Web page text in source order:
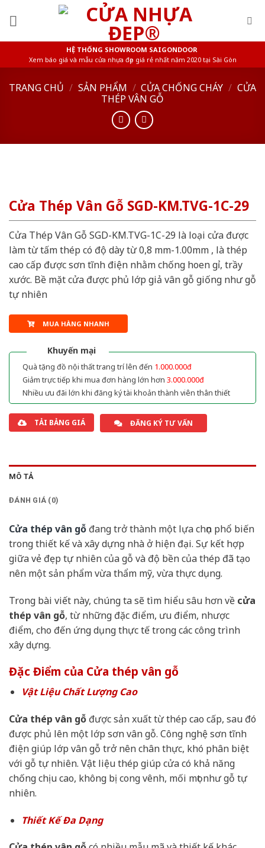
HỆ THỐNG SHOWROOM SAIGONDOOR
Xem báo giá và mẫu cửa nhựa đẹp giá rẻ nhất năm 2020 tại Sài Gòn
TRANG CHỦ / SẢN PHẨM / CỬA CHỐNG CHÁY / CỬA
THÉP VÂN GỖ
Cửa Thép Vân Gỗ SGD-KM.TVG-1C-29
Cửa Thép Vân Gỗ SGD-KM.TVG-1C-29 là loại cửa được
làm từ tấm thép có độ dày từ 0,8 mm-1.00mm , là thép
cao cấp được sơn tĩnh điện nhằm chống hoen gỉ, trầy
xước. Bề mặt cửa được phủ lớp giả vân gỗ giống như gỗ
tự nhiên
MUA HÀNG NHANH
Khuyến mại
Quà tặng đồ nội thất trang trí lên đến 1.000.000đ
Giảm trực tiếp khi mua đơn hàng lớn hơn 3.000.000đ
Nhiều ưu đãi lớn khi đăng ký tài khoản thành viên thân thiết
TẢI BẢNG GIÁ ĐĂNG KÝ TƯ VẤN
MÔ TẢ
ĐÁNH GIÁ (0)
Cửa thép vân gỗ đang trở thành một lựa chọn phổ biến
trong thiết kế và xây dựng nhà ở hiện đại. Sự kết hợp
giữa vẻ đẹp tự nhiên của gỗ và độ bền của thép đã tạo
nên một sản phẩm vừa thẩm mỹ, vừa thực dụng.
Trong bài viết này, chúng ta sẽ tìm hiểu sâu hơn về cửa
thép vân gỗ, từ những đặc điểm, ưu điểm, nhược
điểm, cho đến ứng dụng thực tế trong các công trình
xây dựng.
Đặc Điểm của Cửa thép vân gỗ
Vật Liệu Chất Lượng Cao
Cửa thép vân gỗ được sản xuất từ thép cao cấp, sau đó
được phủ lên một lớp sơn vân gỗ. Công nghệ sơn tĩnh
điện giúp lớp vân gỗ trở nên chân thực, khó phân biệt
với gỗ tự nhiên. Vật liệu thép giúp cửa có khả năng
chống chịu cao, không bị cong vênh, mối mọt như gỗ tự
nhiên.
Thiết Kế Đa Dạng